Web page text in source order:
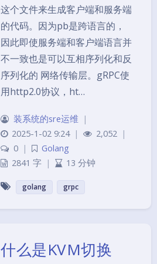
这个文件来生成客户端和服务端
的代码。因为pb是跨语言的，
因此即使服务端和客户端语言并
不一致也是可以互相序列化和反
序列化的 网络传输层。gRPC使
用http2.0协议，ht…
装系统的sre运维
|
2025-1-02 9:24 | 2,052 |
0 |
Golang
2841 字 | 13 分钟
golang grpc
什么是KVM切换